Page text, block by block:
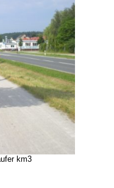
km3